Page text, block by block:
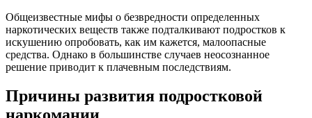
Общеизвестные мифы о безвредности определенных
наркотических веществ также подталкивают подростков к
искушению опробовать, как им кажется, малоопасные
средства. Однако в большинстве случаев неосознанное
решение приводит к плачевным последствиям.
Причины развития подростковой